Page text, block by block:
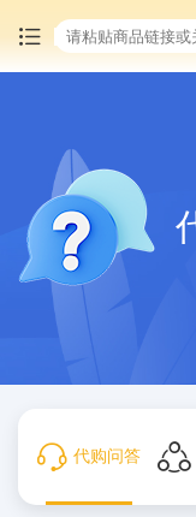
中国商品代购
集运服务
爆品推荐
代购问答